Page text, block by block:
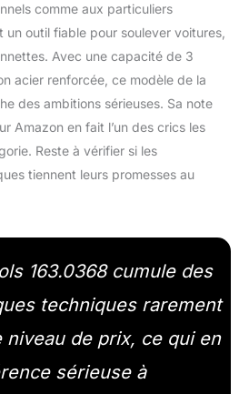
comme aux particuliers
outil fiable pour soulever voitures,
Avec une capacité de 3
acier renforcée, ce modèle de la
des ambitions sérieuses. Sa note
Amazon en fait l’un des crics les
Reste à vérifier si les
tiennent leurs promesses au
163.0368 cumule des
techniques rarement
niveau de prix, ce qui en
sérieuse à